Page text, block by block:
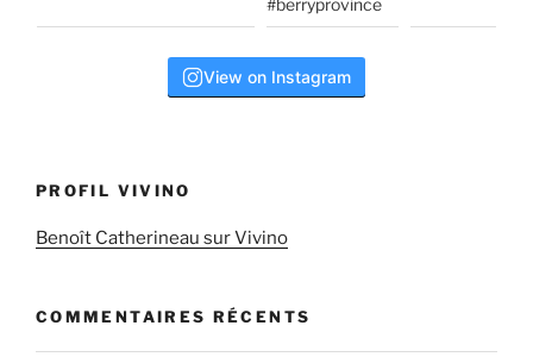
View on Instagram
PROFIL VIVINO
Benoît Catherineau sur Vivino
COMMENTAIRES RÉCENTS